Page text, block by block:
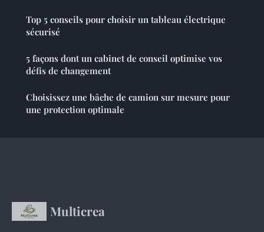
Top 5 conseils pour choisir un tableau électrique
sécurisé
5 façons dont un cabinet de conseil optimise vos
défis de changement
Choisissez une bâche de camion sur mesure pour
une protection optimale
Multicrea